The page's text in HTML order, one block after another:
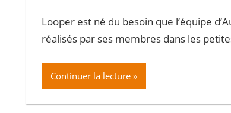
Looper est né du besoin que l’équipe
réalisés par ses membres dans les
Continuer la lecture